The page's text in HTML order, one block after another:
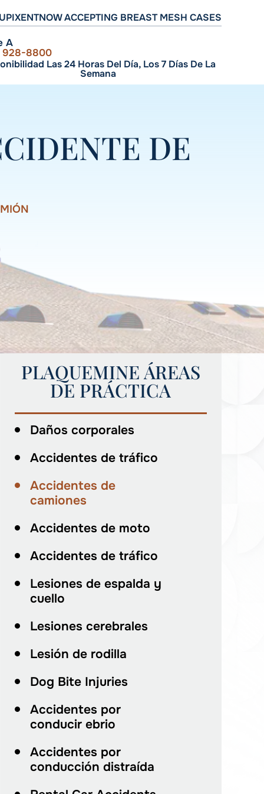
NOW ACCEPTING BREAST MESH CASES
A
928-8800
Las 24 Horas Del Día, Los 7 Días De La
Semana
DE
PLAQUEMINE ÁREAS
DE PRÁCTICA
Daños corporales
Accidentes de tráfico
Accidentes de
camiones
Accidentes de moto
Accidentes de tráfico
Lesiones de espalda y
cuello
Lesiones cerebrales
Lesión de rodilla
Dog Bite Injuries
Accidentes por
conducir ebrio
Accidentes por
conducción distraída